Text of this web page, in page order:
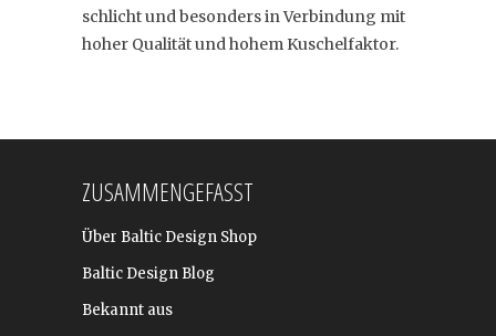
schlicht und besonders in Verbindung mit
hoher Qualität und hohem Kuschelfaktor.
ZUSAMMENGEFASST
Über Baltic Design Shop
Baltic Design Blog
Bekannt aus